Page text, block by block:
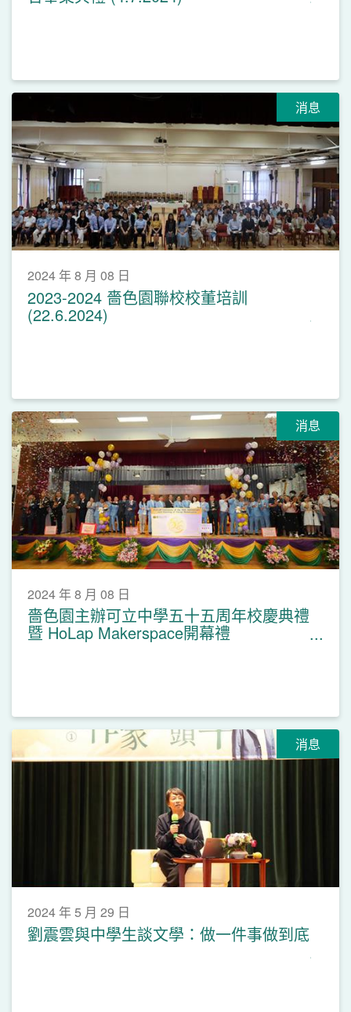
消息
2024 年 8 月 08 日
2023-2024 嗇色園聯校校董培訓
(22.6.2024)
消息
2024 年 8 月 08 日
嗇色園主辦可立中學五十五周年校慶典禮
暨 HoLap Makerspace開幕禮
(28.6.2024)
消息
2024 年 5 月 29 日
劉震雲與中學生談文學：做一件事做到底